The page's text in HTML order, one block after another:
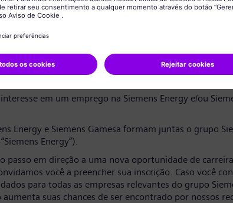
de dados
em um emprego na Siemens Energy e/ou
Energy e Siemens Gamesa formam juntas o grupo
Energy”).
passo em direção a uma nova oportunidade de
você a preencher sua inscrição. Caso você
para todas as empresas relevantes do grupo
suas chances de ser encontrado por nossos